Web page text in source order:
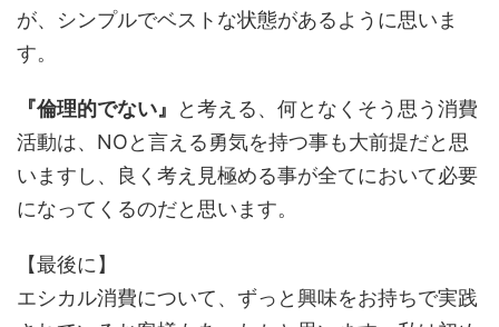
が、シンプルでベストな状態があるように思いま
す。
『倫理的でない』
と考える、何となくそう思う消費
活動は、NOと言える勇気を持つ事も大前提だと思
いますし、良く考え見極める事が全てにおいて必要
になってくるのだと思います。
【最後に】
エシカル消費について、ずっと興味をお持ちで実践